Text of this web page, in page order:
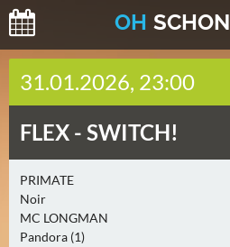
OH SCHON
H
E
T
E
(
2
)
31.01.2026, 23:00
FLEX - SWITCH!
PRIMATE
Noir
MC LONGMAN
Pandora (1)